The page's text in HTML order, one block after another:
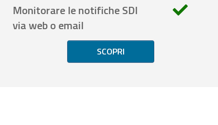
Monitorare le notifiche SDI
via web o email
SCOPRI